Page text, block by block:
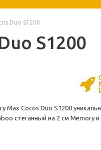
Duo S1200
S1200
Max Cocos Duo S1200
стеганный на 2 см Memory и
тактильные